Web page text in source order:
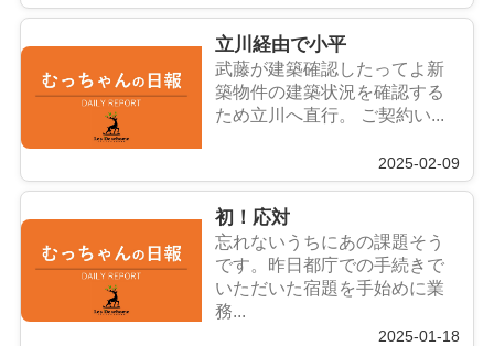
立川経由で小平
武藤が建築確認したってよ新
築物件の建築状況を確認する
ため立川へ直行。 ご契約い...
2025-02-09
初！応対
忘れないうちにあの課題そう
です。昨日都庁での手続きで
いただいた宿題を手始めに業
務...
2025-01-18